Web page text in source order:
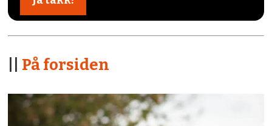
På forsiden